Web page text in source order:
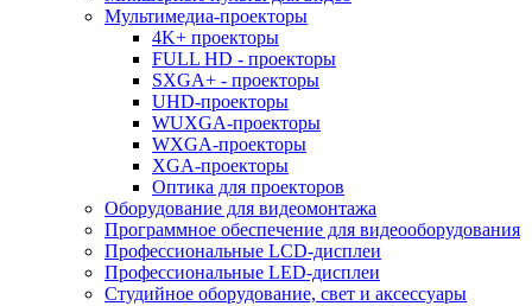
Мультимедиа-проекторы
4K+ проекторы
FULL HD - проекторы
SXGA+ - проекторы
UHD-проекторы
WUXGA-проекторы
WXGA-проекторы
XGA-проекторы
Оптика для проекторов
Оборудование для видеомонтажа
Программное обеспечение для видеооборудования
Профессиональные LCD-дисплеи
Профессиональные LED-дисплеи
Студийное оборудование, свет и аксессуары